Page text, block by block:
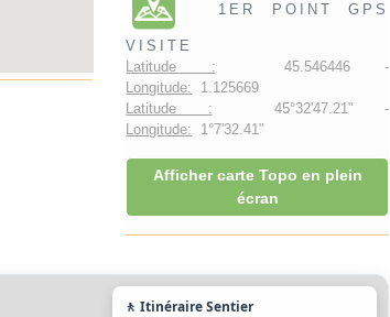
1ER POINT GPS
VISITE
Latitude : 45.546446 -
Longitude: 1.125669
Latitude : 45°32'47.21" -
Longitude: 1°7'32.41"
Afficher carte Topo en plein
écran
🚶 Itinéraire Sentier